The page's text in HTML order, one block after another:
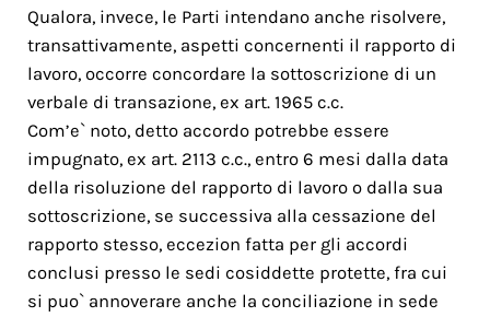
Qualora, invece, le Parti intendano anche risolvere,
transattivamente, aspetti concernenti il rapporto di
lavoro, occorre concordare la sottoscrizione di un
verbale di transazione, ex art. 1965 c.c.
Com’e` noto, detto accordo potrebbe essere
impugnato, ex art. 2113 c.c., entro 6 mesi dalla data
della risoluzione del rapporto di lavoro o dalla sua
sottoscrizione, se successiva alla cessazione del
rapporto stesso, eccezion fatta per gli accordi
conclusi presso le sedi cosiddette protette, fra cui
si puo` annoverare anche la conciliazione in sede